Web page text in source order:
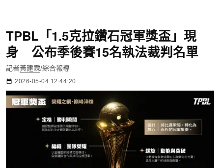
TPBL「1.5克拉鑽石冠軍獎盃」現
身 公布季後賽15名執法裁判名單
記者黃建霖/綜合報導
2026-05-04 12:44:20